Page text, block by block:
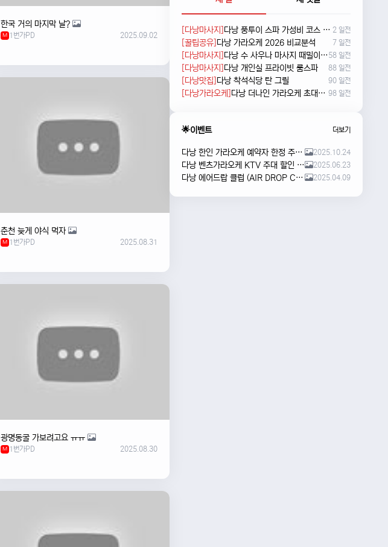
한국 거의 마지막 날?
M 1번가PD 2025.09.02
춘천 늦게 야식 먹자
M 1번가PD 2025.08.31
광명동굴 가보려고요 ㅠㅠ
M 1번가PD 2025.08.30
[다낭마사지] 다낭 풍투이 스파 가성비 코스 새로 나왔네요 2 일전
[꿀팁공유] 다낭 가라오케 2026 비교분석 7 일전
[다낭마사지] 다낭 수 사우나 마사지 때밀이 및 누루 예약방법 58 일전
[다낭마사지] 다낭 개인실 프라이빗 룸스파 88 일전
[다낭맛집] 다낭 착석식당 탄 그릴 90 일전
[다낭가라오케] 다낭 더나인 가라오케 초대형 신상 karaoke 98 일전
🌟이벤트 더보기
다낭 한인 가라오케 예약자 한정 주류 이벤트 안내 2025.10.24
다낭 벤츠가라오케 KTV 주대 할인 해피아워 이벤트 2025.06.23
다낭 에어드랍 클럽 (AIR DROP CLUB) 오픈 이벤트!! 2025.04.09